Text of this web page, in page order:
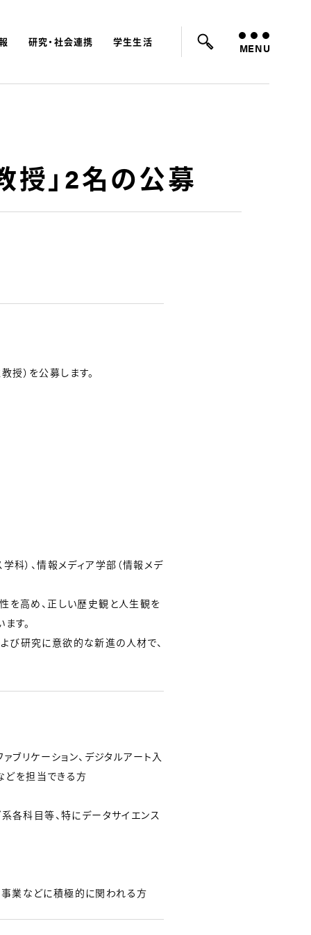
研究・社会連携 学生生活
： 入試 学費 オープンキャンパス MENU
授」2名の公募
）を公募します。
科）、情報メディア学部（情報メデ
を高め、正しい歴史観と人生観を
す。
び研究に意欲的な新進の人材で、
ブリケーション、デジタルアート入
どを担当できる方
各科目等、特にデータサイエンス
事業などに積極的に関われる方